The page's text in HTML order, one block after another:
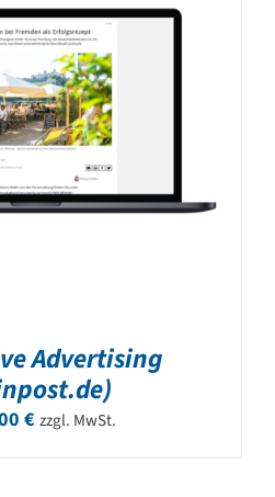
Advertising
€ zzgl. MwSt.